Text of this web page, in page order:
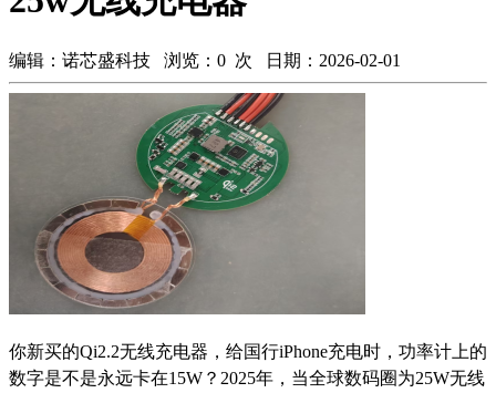
编辑：诺芯盛科技 浏览： 0 次 日期：2026-02-01
你新买的Qi2.2无线充电器，给国行iPhone充电时，功率计上的
数字是不是永远卡在15W？2025年，当全球数码圈为25W无线